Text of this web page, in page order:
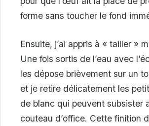
forme sans toucher le fond
Ensuite, j’ai appris à « tailler »
Une fois sortis de l’eau avec
les dépose brièvement sur un
et je retire délicatement les
de blanc qui peuvent subsister
couteau d’office. Cette finition